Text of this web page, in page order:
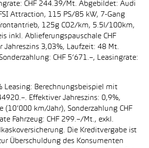
CHF 244.39/Mt. Abgebildet: Audi
Attraction, 115 PS/85 kW, 7-Gang
125g CO2/km, 5.5l/100km,
inkl. Ablieferungspauschale CHF
Jahreszins 3,03%, Laufzeit: 48 Mt.
CHF 5’671.–, Leasingrate:
Leasing: Berechnungsbeispiel mit
Effektiver Jahreszins: 0,9%,
(10’000 km/Jahr), Sonderzahlung CHF
Fahrzeug: CHF 299.–/Mt., exkl.
Die Kreditvergabe ist
Überschuldung des Konsumenten